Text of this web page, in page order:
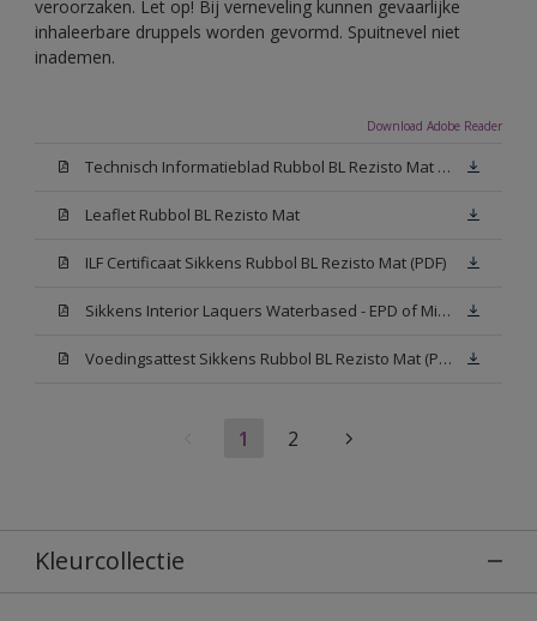
veroorzaken. Let op! Bij verneveling kunnen gevaarlijke
inhaleerbare druppels worden gevormd. Spuitnevel niet
inademen.
Download Adobe Reader
Technisch Informatieblad Rubbol BL Rezisto Mat (PDF)
Leaflet Rubbol BL Rezisto Mat
ILF Certificaat Sikkens Rubbol BL Rezisto Mat (PDF)
Sikkens Interior Laquers Waterbased - EPD of Milieuproductverklaring
Voedingsattest Sikkens Rubbol BL Rezisto Mat (PDF)
1 2
Kleurcollectie